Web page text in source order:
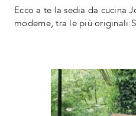
Ecco a te la sedia da cucina
moderne, tra le più originali